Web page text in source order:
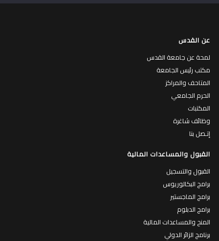
عن القدس
لمحة عن جامعة القدس
مكتب رئيس الجامعة
المتاحف والمراكز
الحرم الجامعي
المكتبات
وظائف شاغرة
إتـصل بنا
القبول والمساعدات المالية
القبول والتسجيل
برامج البكالوريوس
برامج الماجستير
برامج الدبلوم
المنح والمساعدات المالية
برنامج الزائر الدولي